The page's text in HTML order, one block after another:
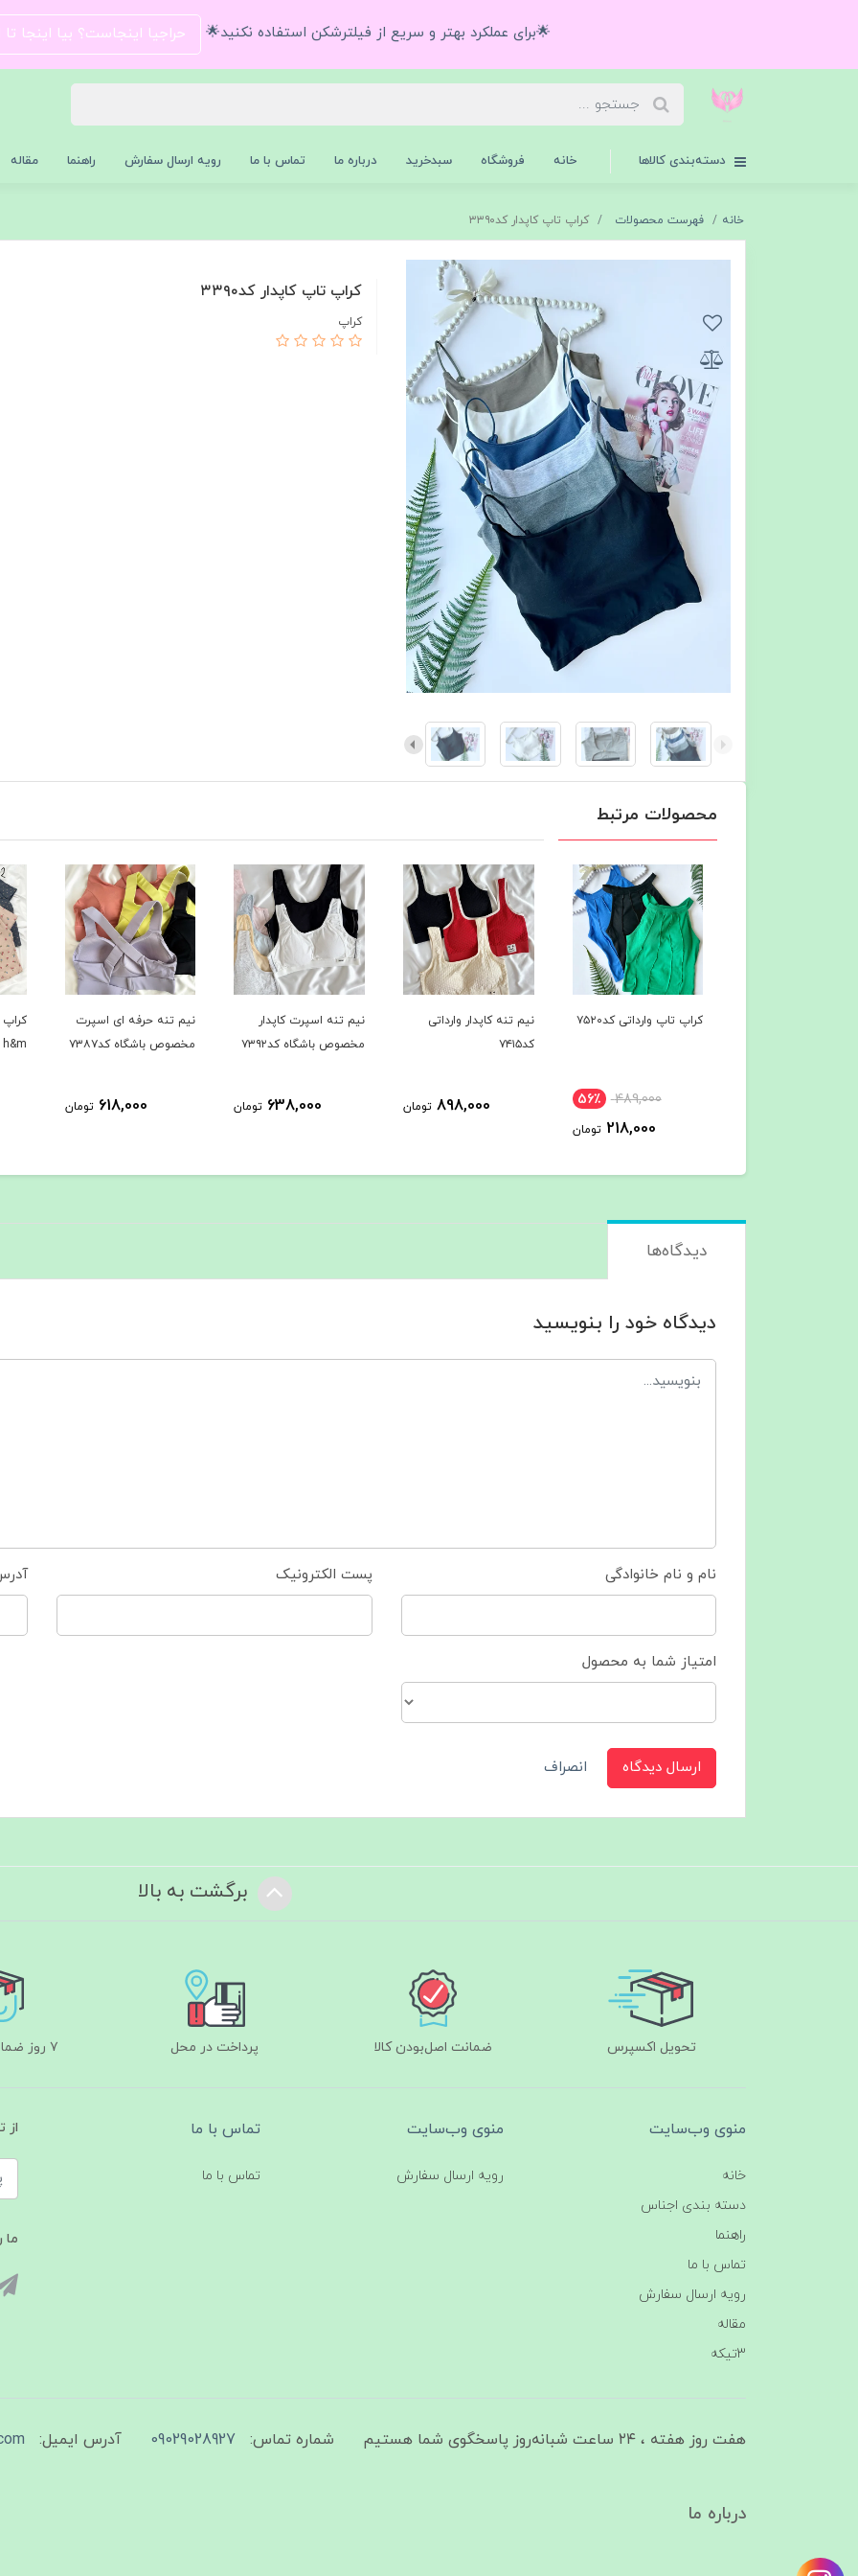
🌟برای عملکرد بهتر و سریع از فیلترشکن استفاده نکنید🌟 حراجیا اینجاست؟ بیا اینجا
دسته‌بندی کالاها خانه فروشگاه سبدخرید درباره ما تماس با ما رویه ارسال سفارش راهنما مقاله
خانه فهرست محصولات کراپ تاپ کاپدار کد۳۳۹۰
کراپ تاپ کاپدار کد۳۳۹۰
کراپ
محصولات مرتبط
کراپ تاپ وارداتی کد۷۵۲۰
489,000 56٪
218,000 تومان
نیم تنه کاپدار وارداتی
کد۷۴۱۵
898,000 تومان
نیم تنه اسپرت کاپدار
مخصوص باشگاه کد۷۳۹۲
638,000 تومان
نیم تنه حرفه ای اسپرت
مخصوص باشگاه کد۷۳۸۷
618,000 تومان
کراپ
h&m کد۵۸65
دیدگاه‌ها
دیدگاه خود را بنویسید
نام و نام خانوادگی پست الکترونیک
امتیاز شما به محصول
ارسال دیدگاه انصراف
برگشت به بالا
تحویل اکسپرس ضمانت اصل‌بودن کالا پرداخت در محل ۷ روز ضمانت بازگشت
منوی وب‌سایت
خانه
دسته بندی اجناس
راهنما
تماس با ما
رویه ارسال سفارش
مقاله
3تیکه
منوی وب‌سایت
رویه ارسال سفارش
تماس با ما
تماس با ما
از
ما
هفت روز هفته ، ۲۴ ساعت شبانه‌روز پاسخگوی شما هستیم شماره تماس: 09029028927 آدرس ایمیل:
درباره ما